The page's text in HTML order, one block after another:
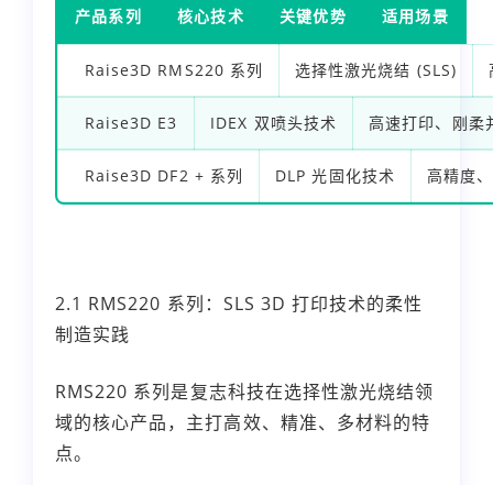
产品系列 核心技术 关键优势 适用场景
Raise3D RMS220 系列 选择性激光烧结 (SLS)
Raise3D E3 IDEX 双喷头技术 高速打印、刚柔
Raise3D DF2 + 系列 DLP 光固化技术 高精度
2.1 RMS220 系列：SLS 3D 打印技术的柔性
制造实践
RMS220 系列是复志科技在选择性激光烧结领
域的核心产品，主打高效、精准、多材料的特
点。